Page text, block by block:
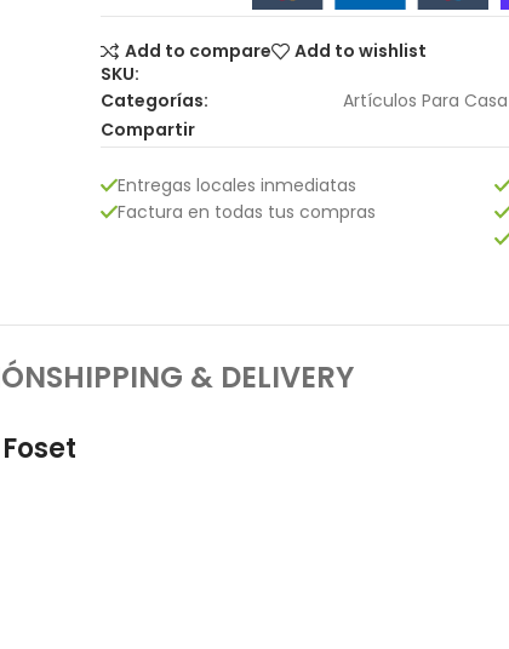
Add to compare
Add to wishlist
SKU:
Categorías:
Artículos Para Casa
Compartir
Entregas locales inmediatas
Factura en todas tus compras
SHIPPING & DELIVERY